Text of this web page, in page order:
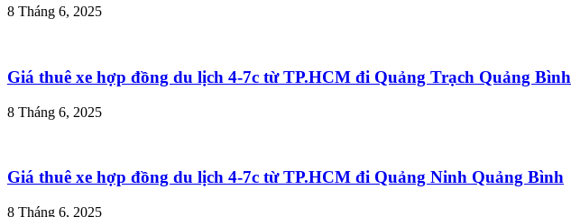
8 Tháng 6, 2025
Giá thuê xe hợp đồng du lịch 4-7c từ TP.HCM đi Quảng Trạch Quảng Bình
8 Tháng 6, 2025
Giá thuê xe hợp đồng du lịch 4-7c từ TP.HCM đi Quảng Ninh Quảng Bình
8 Tháng 6, 2025